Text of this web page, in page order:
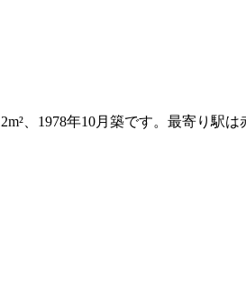
、1978年10月築です。最寄り駅